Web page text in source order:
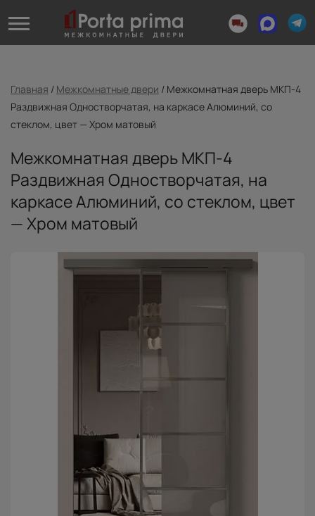
Главная / Межкомнатные двери / Межкомнатная дверь МКП-4
Раздвижная Одностворчатая, на каркасе Алюминий, со
стеклом, цвет — Хром матовый
Межкомнатная дверь МКП-4
Раздвижная Одностворчатая, на
каркасе Алюминий, со стеклом, цвет
— Хром матовый